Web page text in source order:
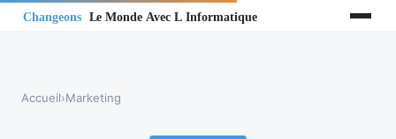
Accueil›Marketing